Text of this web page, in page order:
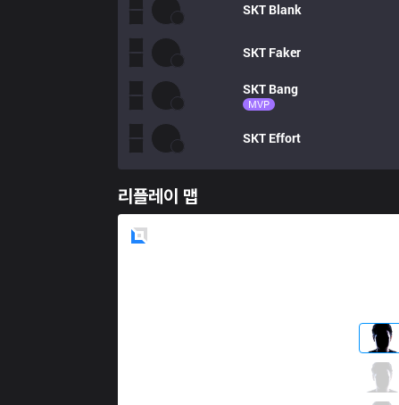
SKT Blank
SKT Faker
SKT Bang
MVP
SKT Effort
리플레이 맵